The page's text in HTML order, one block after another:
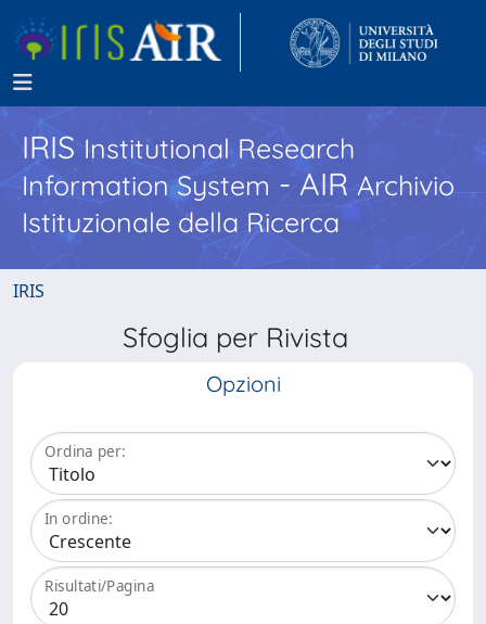
IRISInstitutional Research
Information System - AIR Archivio
Istituzionale della Ricerca
IRIS
Sfoglia per Rivista
Opzioni
Ordina per:
In ordine:
Risultati/Pagina